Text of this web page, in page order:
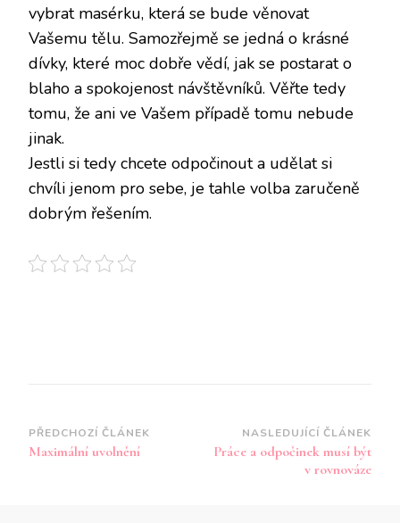
vybrat masérku, která se bude věnovat
Vašemu tělu. Samozřejmě se jedná o krásné
dívky, které moc dobře vědí, jak se postarat o
blaho a spokojenost návštěvníků. Věřte tedy
tomu, že ani ve Vašem případě tomu nebude
jinak.
Jestli si tedy chcete odpočinout a udělat si
chvíli jenom pro sebe, je tahle volba zaručeně
dobrým řešením.
Navigace
příspěvku
PŘEDCHOZÍ ČLÁNEK
Maximální uvolnění
NASLEDUJÍCÍ ČLÁNEK
Práce a odpočinek musí být
v rovnováze